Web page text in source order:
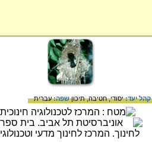
קהל יעד:יסודי,חטיבה,תיכוןשפה:עברית